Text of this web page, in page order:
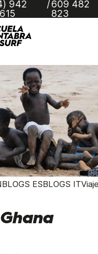
942 /609 482
823
ESBLOGS